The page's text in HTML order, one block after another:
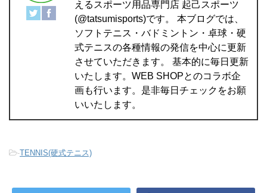
えるスポーツ用品専門店 起己スポーツ
(@tatsumisports)です。 本ブログでは、
ソフトテニス・バドミントン・卓球・硬
式テニスの各種情報の発信を中心に更新
させていただきます。 基本的に毎日更新
いたします。WEB SHOPとのコラボ企
画も行います。是非毎日チェックをお願
いいたします。
-TENNIS(硬式テニス)